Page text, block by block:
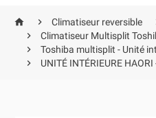
  Climatiseur reversible

Climatiseur Multisplit

Toshiba multisplit - Unité

UNITÉ INTÉRIEURE